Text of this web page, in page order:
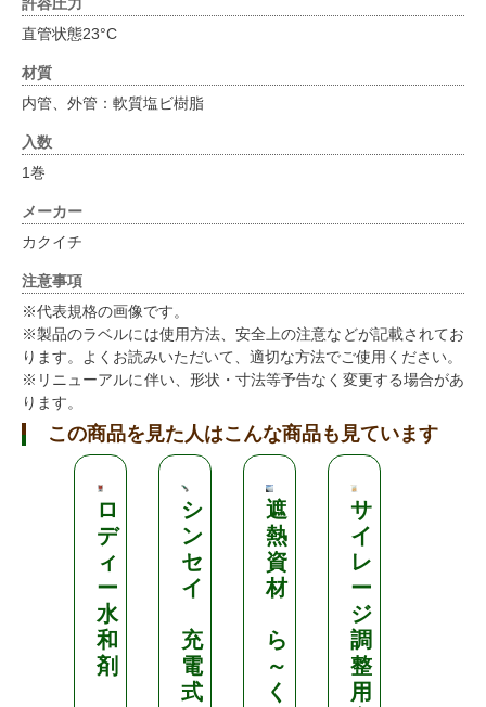
直管状態23°C
材質
内管、外管：軟質塩ビ樹脂
入数
1巻
メーカー
カクイチ
注意事項
※代表規格の画像です。
※製品のラベルには使用方法、安全上の注意などが記載されてお
ります。よくお読みいただいて、適切な方法でご使用ください。
※リニューアルに伴い、形状・寸法等予告なく変更する場合があ
ります。
この商品を見た人はこんな商品も見ています
ロ
デ
ィ
ー
水
和
剤
シ
ン
セ
イ
充
電
式
遮
熱
資
材
ら
～
く
サ
イ
レ
ー
ジ
調
整
用